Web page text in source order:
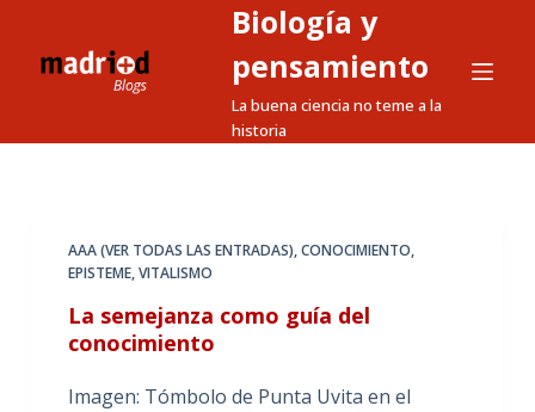
a
Biología y
pensamiento
La buena ciencia no teme a la
historia
AAA (VER TODAS LAS ENTRADAS),CONOCIMIENTO,
EPISTEME,VITALISMO
La semejanza como guía del
conocimiento
Imagen: Tómbolo de Punta Uvita en el